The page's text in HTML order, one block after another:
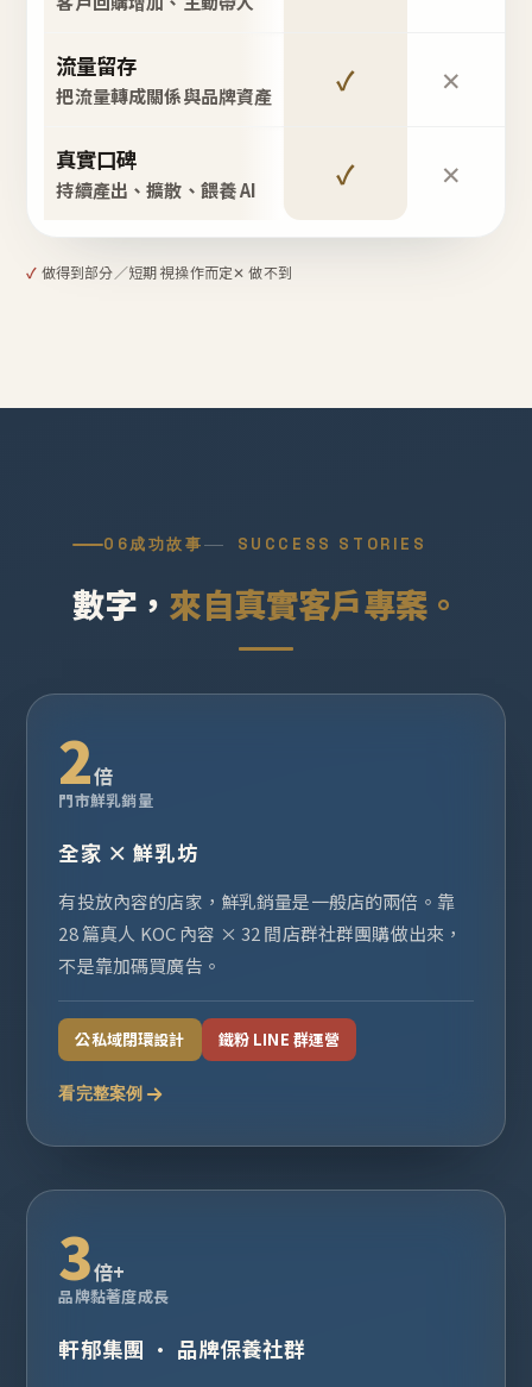
流量留存
把流量轉成關係與品牌資產 ✓ ✕
真實口碑
持續產出、擴散、餵養 AI ✓ ✕
✓ 做得到部分／短期 視操作而定✕ 做不到
06成功故事 SUCCESS STORIES
數字， 來自真實客戶專案。
2倍
門市鮮乳銷量
全家 × 鮮乳坊
有投放內容的店家，鮮乳銷量是一般店的兩倍。靠
28 篇真人 KOC 內容 × 32 間店群社群團購做出來，
不是靠加碼買廣告。
公私域閉環設計 鐵粉 LINE 群運營
看完整案例
3倍+
品牌黏著度成長
軒郁集團 · 品牌保養社群